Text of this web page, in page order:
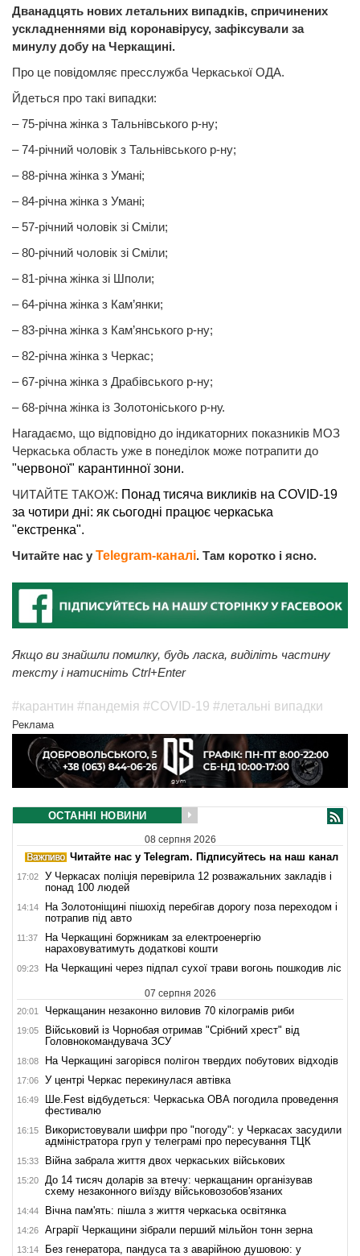
Дванадцять нових летальних випадків, спричинених
ускладненнями від коронавірусу, зафіксували за
минулу добу на Черкащині.
Про це повідомляє пресслужба Черкаської ОДА.
Йдеться про такі випадки:
– 75-річна жінка з Тальнівського р-ну;
– 74-річний чоловік з Тальнівського р-ну;
– 88-річна жінка з Умані;
– 84-річна жінка з Умані;
– 57-річний чоловік зі Сміли;
– 80-річний чоловік зі Сміли;
– 81-річна жінка зі Шполи;
– 64-річна жінка з Кам’янки;
– 83-річна жінка з Кам’янського р-ну;
– 82-річна жінка з Черкас;
– 67-річна жінка з Драбівського р-ну;
– 68-річна жінка із Золотоніського р-ну.
Нагадаємо, що відповідно до індикаторних показників МОЗ
Черкаська область уже в понеділок може потрапити до
"червоної" карантинної зони.
ЧИТАЙТЕ ТАКОЖ: Понад тисяча викликів на COVID-19
за чотири дні: як сьогодні працює черкаська
"екстренка".
Читайте нас у Telegram-каналі. Там коротко і ясно.
Якщо ви знайшли помилку, будь ласка, виділіть частину
тексту і натисніть Ctrl+Enter
#карантин #пандемія #COVID-19 #летальні випадки
Реклама
ОСТАННІ НОВИНИ
08 серпня 2026
Читайте нас у Telegram. Підписуйтесь на наш канал
17:02
У Черкасах поліція перевірила 12 розважальних закладів і
понад 100 людей
14:14
На Золотоніщині пішохід перебігав дорогу поза переходом і
потрапив під авто
11:37
На Черкащині боржникам за електроенергію
нараховуватимуть додаткові кошти
09:23 На Черкащині через підпал сухої трави вогонь пошкодив ліс
07 серпня 2026
20:01 Черкащанин незаконно виловив 70 кілограмів риби
19:05
Військовий із Чорнобая отримав "Срібний хрест" від
Головнокомандувача ЗСУ
18:08 На Черкащині загорівся полігон твердих побутових відходів
17:06 У центрі Черкас перекинулася автівка
16:49
Ше.Fest відбудеться: Черкаська ОВА погодила проведення
фестивалю
16:15
Використовували шифри про "погоду": у Черкасах засудили
адміністратора груп у телеграмі про пересування ТЦК
15:33 Війна забрала життя двох черкаських військових
15:20
До 14 тисяч доларів за втечу: черкащанин організував
схему незаконного виїзду військовозобов'язаних
14:44 Вічна пам'ять: пішла з життя черкаська освітянка
14:26 Аграрії Черкащини зібрали перший мільйон тонн зерна
13:14
Без генератора, пандуса та з аварійною душовою: у